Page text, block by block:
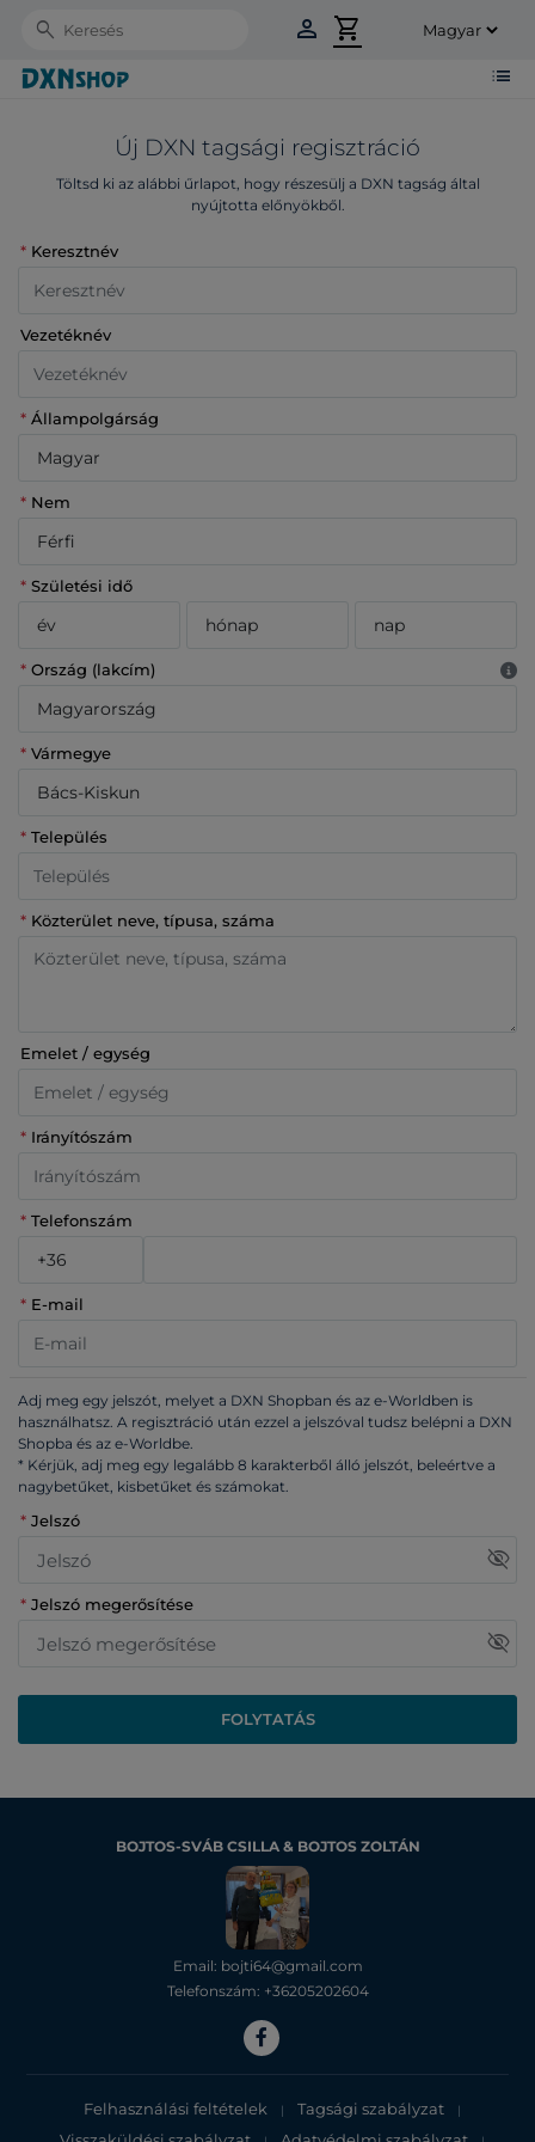
Search person shopping_cart
list
Új DXN tagsági regisztráció
Töltsd ki az alábbi űrlapot, hogy részesülj a DXN tagság által
nyújtotta előnyökből.
* Keresztnév
Vezetéknév
* Állampolgárság
* Nem
* Születési idő
* Ország (lakcím)
* Vármegye
* Település
* Közterület neve, típusa, száma
Emelet / egység
* Irányítószám
* Telefonszám
* E-mail
Adj meg egy jelszót, melyet a DXN Shopban és az e-Worldben is
használhatsz. A regisztráció után ezzel a jelszóval tudsz belépni a DXN
Shopba és az e-Worldbe.
* Kérjük, adj meg egy legalább 8 karakterből álló jelszót, beleértve a
nagybetűket, kisbetűket és számokat.
* Jelszó
visibility_off
* Jelszó megerősítése
visibility_off
FOLYTATÁS
BOJTOS-SVÁB CSILLA & BOJTOS ZOLTÁN
Email: bojti64@gmail.com
Telefonszám: +36205202604
Felhasználási feltételek | Tagsági szabályzat |